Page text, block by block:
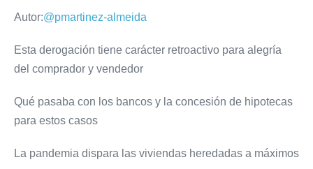
Autor:@pmartinez-almeida
Esta derogación tiene carácter retroactivo para alegría
del comprador y vendedor
Qué pasaba con los bancos y la concesión de hipotecas
para estos casos
La pandemia dispara las viviendas heredadas a máximos